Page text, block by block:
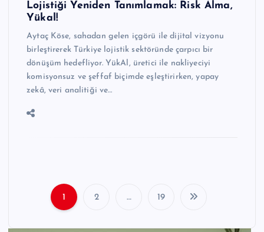
Lojistiği Yeniden Tanımlamak: Risk Alma,
Yükal!
Aytaç Köse, sahadan gelen içgörü ile dijital vizyonu
birleştirerek Türkiye lojistik sektöründe çarpıcı bir
dönüşüm hedefliyor. YükAl, üretici ile nakliyeciyi
komisyonsuz ve şeffaf biçimde eşleştirirken, yapay
zekâ, veri analitiği ve…
1 2 … 19